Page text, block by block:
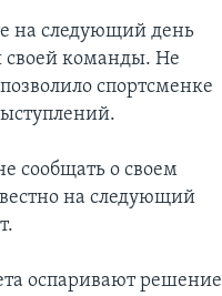
на следующий день
своей команды. Не
спортсменке
сообщать о своем
на следующий
оспаривают решение